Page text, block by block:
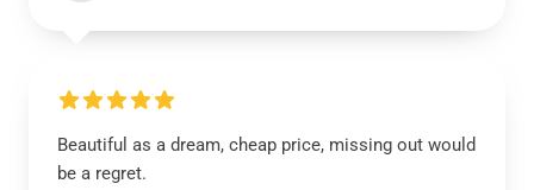
Beautiful as a dream, cheap price, missing out would
be a regret.